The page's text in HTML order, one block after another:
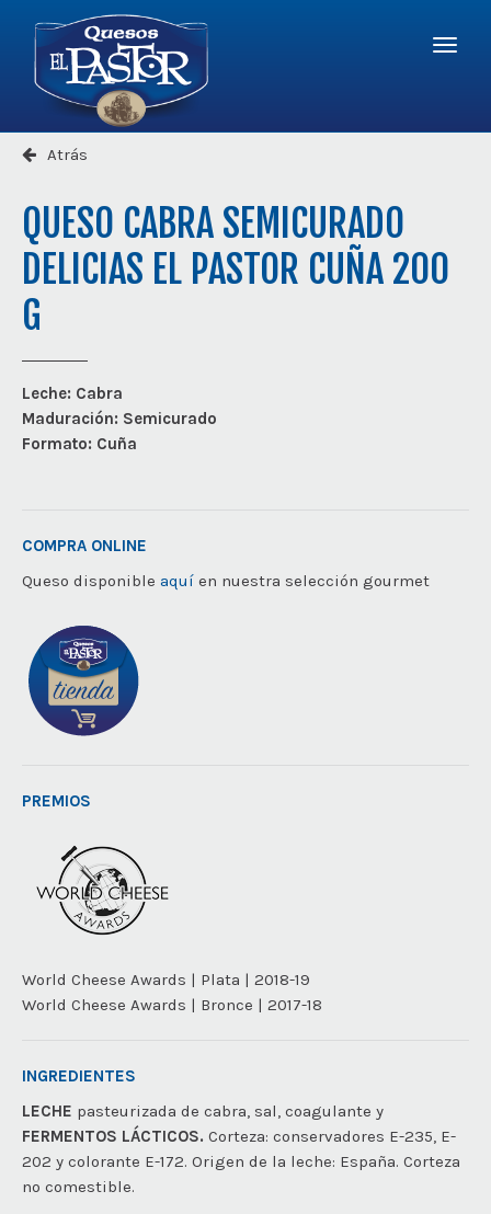
Pastor
Menú
Atrás
QUESO CABRA SEMICURADO
DELICIAS EL PASTOR CUÑA 200
G
Leche: Cabra
Maduración: Semicurado
Formato: Cuña
COMPRA ONLINE
Queso disponible aquí en nuestra selección gourmet
PREMIOS
World Cheese Awards | Plata | 2018-19
World Cheese Awards | Bronce | 2017-18
INGREDIENTES
LECHE pasteurizada de cabra, sal, coagulante y
FERMENTOS LÁCTICOS. Corteza: conservadores E-235, E-
202 y colorante E-172. Origen de la leche: España. Corteza
no comestible.